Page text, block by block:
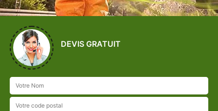
DEVIS GRATUIT